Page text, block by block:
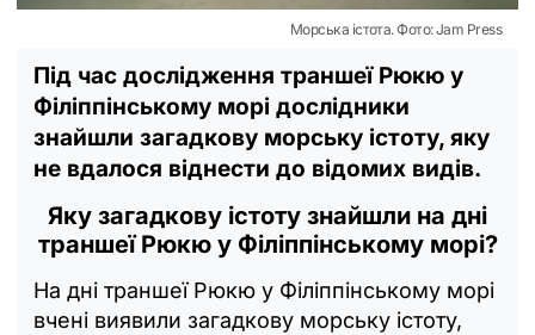
Морська істота. Фото: Jam Press
Під час дослідження траншеї Рюкю у
Філіппінському морі дослідники
знайшли загадкову морську істоту, яку
не вдалося віднести до відомих видів.
Яку загадкову істоту знайшли на дні
траншеї Рюкю у Філіппінському морі?
На дні траншеї Рюкю у Філіппінському морі
вчені виявили загадкову морську істоту,